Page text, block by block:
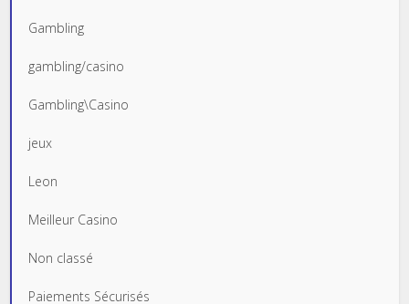
Gambling
gambling/casino
Gambling\Casino
jeux
Leon
Meilleur Casino
Non classé
Paiements Sécurisés